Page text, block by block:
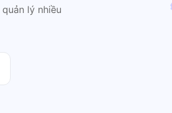
lý nhiều